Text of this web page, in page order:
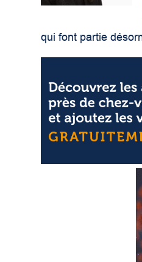
qui font partie